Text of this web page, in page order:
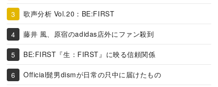
歌声分析 Vol.20：BE:FIRST
藤井 風、原宿のadidas店外にファン殺到
BE:FIRST『生：FIRST』に映る信頼関係
Official髭男dismが日常の只中に届けたもの